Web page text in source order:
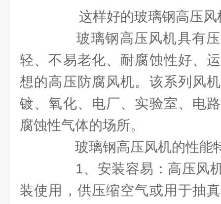
这样好的玻璃钢高压风
玻璃钢高压风机具有压
轻、不易老化、耐腐蚀性好、
想的高压防腐风机。该系列风
镀、氧化、电厂、实验室、电
腐蚀性气体的场所。
玻璃钢高压风机的性能
1、安装容易：高压风机
装使用，供压缩空气或用于抽